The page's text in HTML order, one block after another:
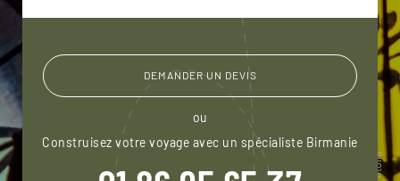
DEMANDER UN DEVIS
ou
Construisez votre voyage avec un spécialiste Birmanie